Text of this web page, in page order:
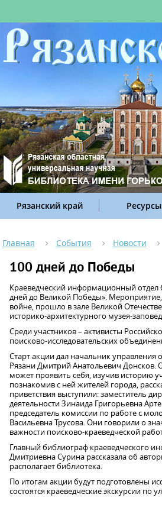
Рязанский край Ресурсы
Главная События Новости
100 дней до Победы
Краеведческий информационный отдел
дней до Великой Победы».
войне, прошло в зале Великой
историко-архитектурного музея-
Среди участников – активисты
поисково-исследовательских
Старт акции дал начальник
Рязани Дмитрий Анатольевич Донсков.
может проявить себя, изучив историю
познакомив с ней жителей города,
приветствия выступили: заместитель
деятельности Зинаида Григорьевна
председатель комиссии по работе с
Васильевна Трусова. Они говорили о
важности поисково-краеведческой
Главный библиограф краеведческого
Дмитриевна Сурина рассказала об
располагает библиотека.
По итогам акции будут подготовлены
состоятся краеведческие экскурсии по